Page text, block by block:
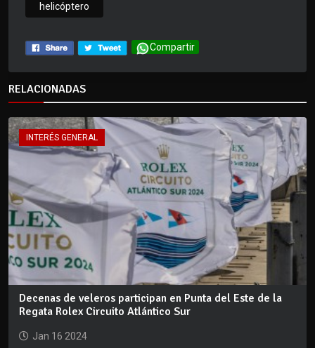
helicóptero
Compartir
RELACIONADAS
INTERÉS GENERAL
Decenas de veleros participan en Punta del Este de la
Regata Rolex Circuito Atlántico Sur
Jan 16 2024